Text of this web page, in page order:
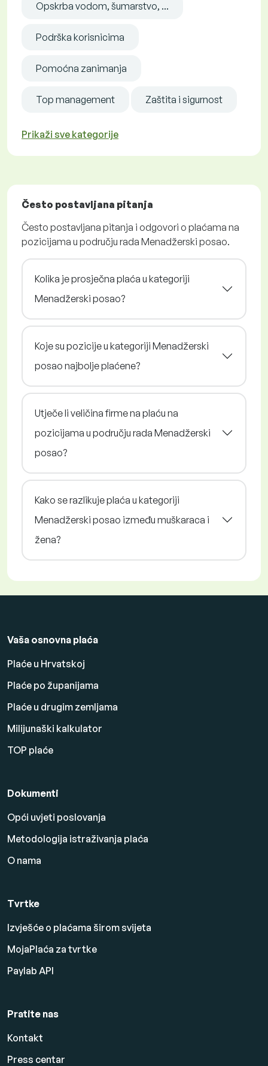
Opskrba vodom, šumarstvo, ...
Podrška korisnicima
Pomoćna zanimanja
Top management Zaštita i sigurnost
Prikaži sve kategorije
Često postavljana pitanja
Često postavljana pitanja i odgovori o plaćama na
pozicijama u području rada Menadžerski posao.
Kolika je prosječna plaća u kategoriji
Menadžerski posao?
Koje su pozicije u kategoriji Menadžerski
posao najbolje plaćene?
Utječe li veličina firme na plaću na
pozicijama u području rada Menadžerski
posao?
Kako se razlikuje plaća u kategoriji
Menadžerski posao između muškaraca i
žena?
Vaša osnovna plaća
Plaće u Hrvatskoj
Plaće po županijama
Plaće u drugim zemljama
Milijunaški kalkulator
TOP plaće
Dokumenti
Opći uvjeti poslovanja
Metodologija istraživanja plaća
O nama
Tvrtke
Izvješće o plaćama širom svijeta
MojaPlaća za tvrtke
Paylab API
Pratite nas
Kontakt
Press centar